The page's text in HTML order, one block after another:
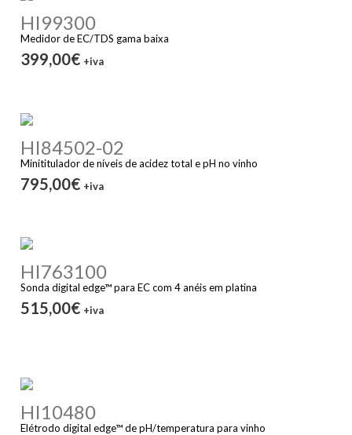
HI99300
Medidor de EC/TDS gama baixa
399,00€ +iva
HI84502-02
Minititulador de níveis de acidez total e pH no vinho
795,00€ +iva
HI763100
Sonda digital edge™ para EC com 4 anéis em platina
515,00€ +iva
HI10480
Elétrodo digital edge™ de pH/temperatura para vinho